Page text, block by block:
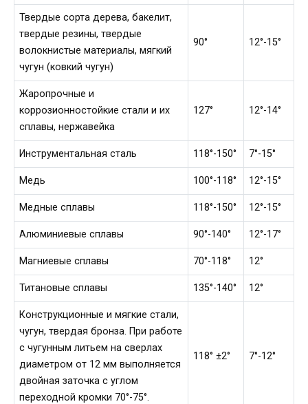
Твердые сорта дерева, бакелит,
твердые резины, твердые
волокнистые материалы, мягкий
чугун (ковкий чугун)
90° 12°-15°
Жаропрочные и
коррозионностойкие стали и их
сплавы, нержавейка
127° 12°-14°
Инструментальная сталь 118°-150° 7°-15°
Медь 100°-118° 12°-15°
Медные сплавы 118°-150° 12°-15°
Алюминиевые сплавы 90°-140° 12°-17°
Магниевые сплавы 70°-118° 12°
Титановые сплавы 135°-140° 12°
Конструкционные и мягкие стали,
чугун, твердая бронза. При работе
с чугунным литьем на сверлах
диаметром от 12 мм выполняется
двойная заточка с углом
переходной кромки 70°-75°.
118° ±2° 7°-12°